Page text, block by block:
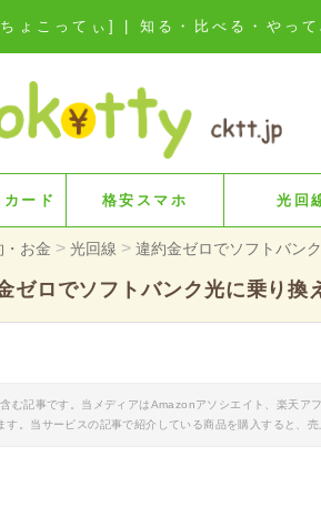
こってぃ] | 知る・比べる・やって
ード 格安スマホ 光回
・お金 > 光回線 > 違約金ゼロでソフトバン
ゼロでソフトバンク光に乗り換
む記事です。当メディアはAmazonアソシエイト、楽天ア
す。当サービスの記事で紹介している商品を購入すると、売